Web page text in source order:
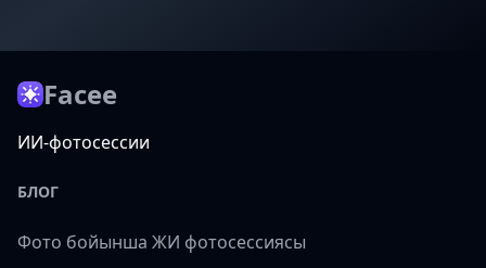
Facee
ИИ-фотосессии
БЛОГ
Фото бойынша ЖИ фотосессиясы